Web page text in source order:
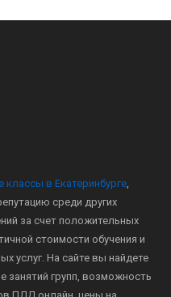
классы в Екатеринбурге
среди других
за счет положительных
стоимости обучения и
услуг. На сайте вы найдете
групп, возможность